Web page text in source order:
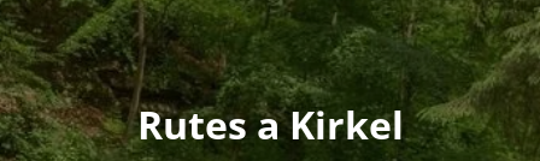
Rutes a Kirkel